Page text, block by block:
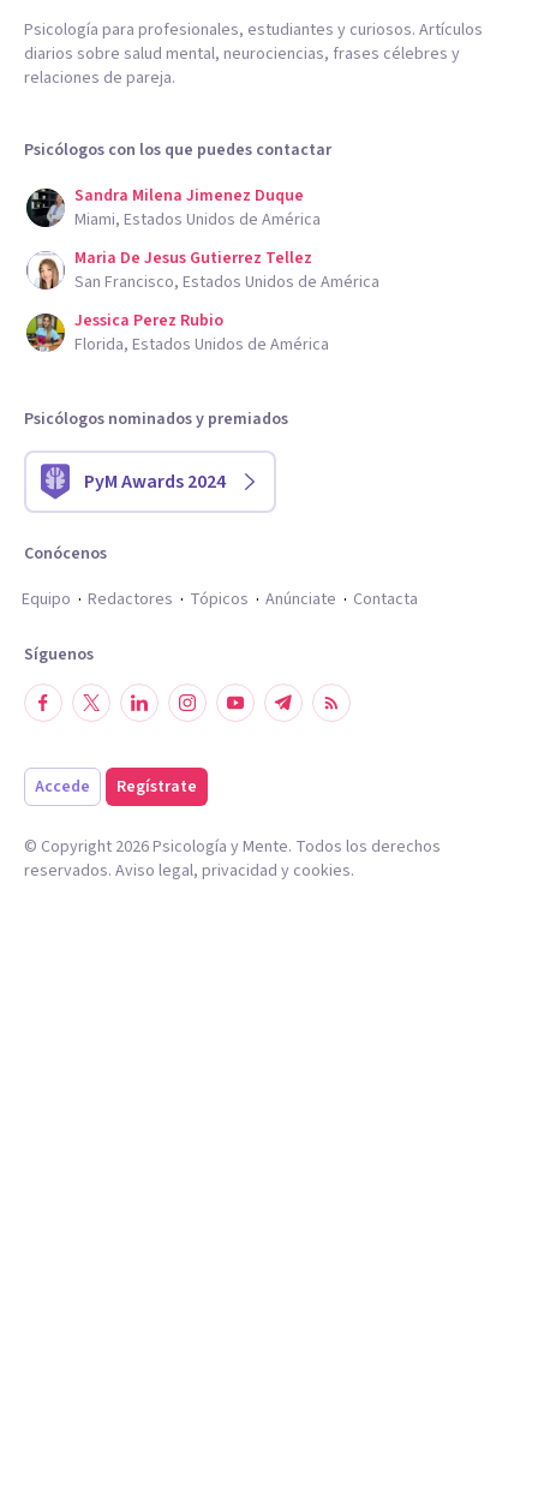
Psicología para profesionales, estudiantes y curiosos. Artículos
diarios sobre salud mental, neurociencias, frases célebres y
relaciones de pareja.
Psicólogos con los que puedes contactar
Sandra Milena Jimenez Duque
Miami, Estados Unidos de América
Maria De Jesus Gutierrez Tellez
San Francisco, Estados Unidos de América
Jessica Perez Rubio
Florida, Estados Unidos de América
Psicólogos nominados y premiados
PyM Awards 2024
Conócenos
Equipo
Redactores Tópicos Anúnciate Contacta
Síguenos
Accede Regístrate
© Copyright 2026Psicología y Mente. Todos los derechos
reservados. Aviso legal, privacidad y cookies.